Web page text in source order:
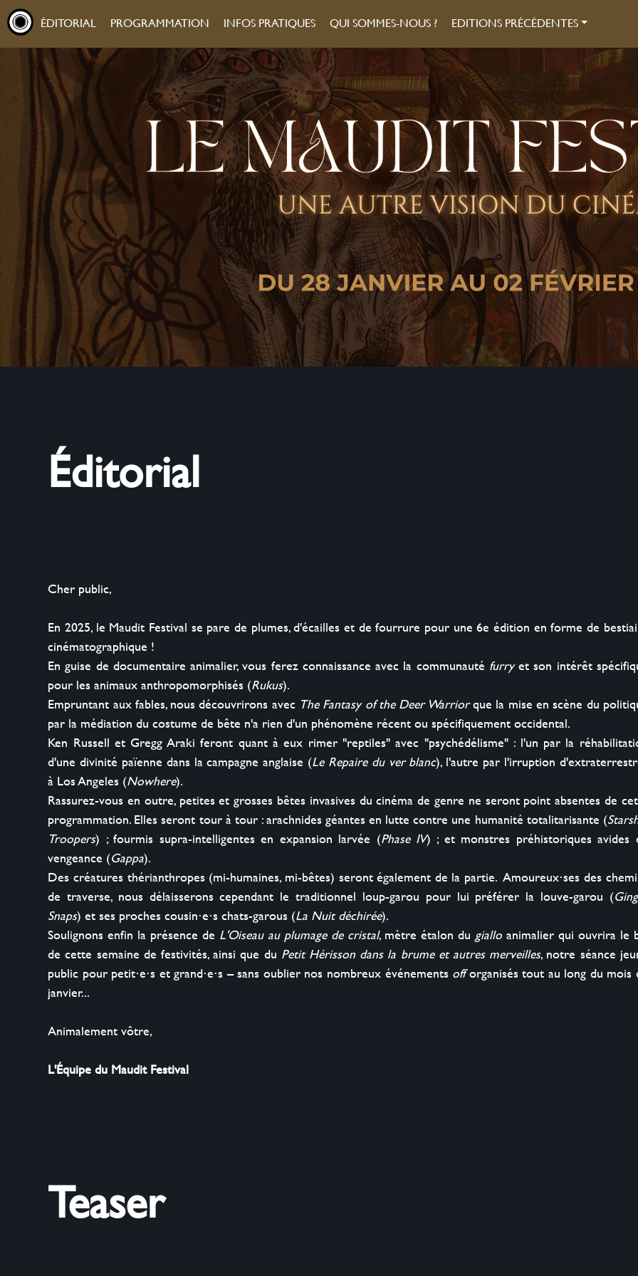
ÉDITORIAL PROGRAMMATION INFOS PRATIQUES QUI SOMMES-NOUS ? EDITIONS PRÉCÉDENTES
Éditorial
Cher public,
En 2025, le Maudit Festival se pare de plumes, d'écailles et de fourrure pour une 6e édition en forme de
cinématographique !
En guise de documentaire animalier, vous ferez connaissance avec la communauté furry et son intérêt
pour les animaux anthropomorphisés (Rukus).
Empruntant aux fables, nous découvrirons avec The Fantasy of the Deer Warrior que la mise en scène du
par la médiation du costume de bête n'a rien d'un phénomène récent ou spécifiquement occidental.
Ken Russell et Gregg Araki feront quant à eux rimer "reptiles" avec "psychédélisme" : l'un par la
d'une divinité païenne dans la campagne anglaise (Le Repaire du ver blanc), l'autre par l'irruption
à Los Angeles (Nowhere).
Rassurez-vous en outre, petites et grosses bêtes invasives du cinéma de genre ne seront point absentes de
programmation. Elles seront tour à tour : arachnides géantes en lutte contre une humanité totalitarisante (
Troopers) ; fourmis supra-intelligentes en expansion larvée (Phase IV) ; et monstres préhistoriques avides
vengeance (Gappa).
Des créatures thérianthropes (mi-humaines, mi-bêtes) seront également de la partie.  Amoureux⋅ses des
de traverse, nous délaisserons cependant le traditionnel loup-garou pour lui préférer la louve-garou (
Snaps) et ses proches cousin⋅e⋅s chats-garous (La Nuit déchirée).
Soulignons enfin la présence de L'Oiseau au plumage de cristal, mètre étalon du giallo animalier qui ouvrira le
de cette semaine de festivités, ainsi que du Petit Hérisson dans la brume et autres merveilles, notre séance
public pour petit⋅e⋅s et grand⋅e⋅s – sans oublier nos nombreux événements off organisés tout au long du mois
janvier...
Animalement vôtre,
L'Équipe du Maudit Festival
Teaser